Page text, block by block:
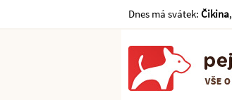
Dnes má svátek: Čikina,